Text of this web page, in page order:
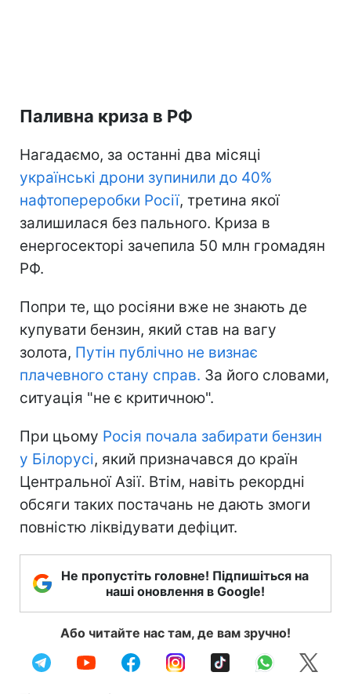
Паливна криза в РФ
Нагадаємо, за останні два місяці
українські дрони зупинили до 40%
нафтопереробки Росії, третина якої
залишилася без пального. Криза в
енергосекторі зачепила 50 млн громадян
РФ.
Попри те, що росіяни вже не знають де
купувати бензин, який став на вагу
золота, Путін публічно не визнає
плачевного стану справ. За його словами,
ситуація "не є критичною".
При цьому Росія почала забирати бензин
у Білорусі, який призначався до країн
Центральної Азії. Втім, навіть рекордні
обсяги таких постачань не дають змоги
повністю ліквідувати дефіцит.
Не пропустіть головне! Підпишіться на
наші оновлення в Google!
Або читайте нас там, де вам зручно!